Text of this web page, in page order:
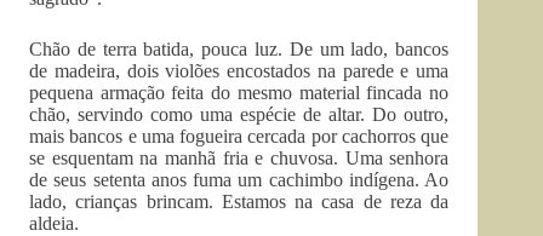
Chão de terra batida, pouca luz. De um lado, bancos
de madeira, dois violões encostados na parede e uma
pequena armação feita do mesmo material fincada no
chão, servindo como uma espécie de altar. Do outro,
mais bancos e uma fogueira cercada por cachorros que
se esquentam na manhã fria e chuvosa. Uma senhora
de seus setenta anos fuma um cachimbo indígena. Ao
lado, crianças brincam. Estamos na casa de reza da
aldeia.